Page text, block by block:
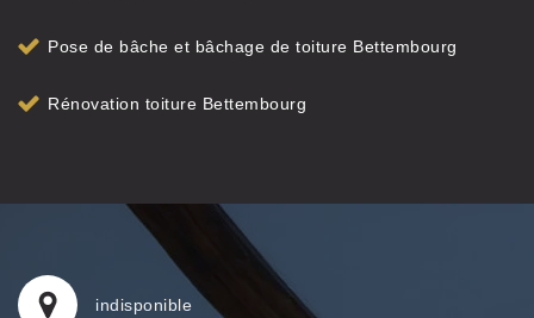
Pose de bâche et bâchage de toiture Bettembourg
Rénovation toiture Bettembourg
indisponible